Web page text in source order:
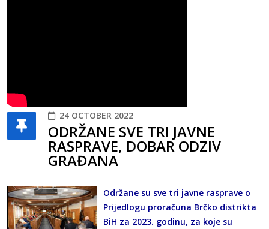
24 OCTOBER 2022
ODRŽANE SVE TRI JAVNE
RASPRAVE, DOBAR ODZIV
GRAĐANA
Održane su sve tri javne rasprave o
Prijedlogu proračuna Brčko distrikta
BiH za 2023. godinu, za koje su